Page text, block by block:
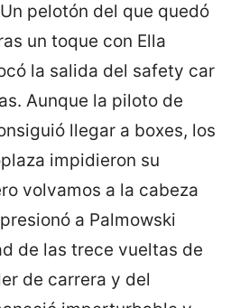
pelotón del que quedó
un toque con Ella
la salida del safety car
Aunque la piloto de
llegar a boxes, los
impidieron su
volvamos a la cabeza
a Palmowski
de las trece vueltas de
de carrera y del